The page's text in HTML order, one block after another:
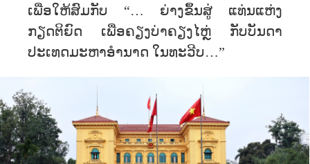
ເພື່ອໃຫ້ສົມກັບ “… ຍ່າງຂຶ້ນສູ່ ແທ່ນແຫ່ງ
ກຽດຕິຍົດ ເພື່ອຄຽງບ່າຄຽງໄຫຼ່ ກັບບັນດາ
ປະເທດມະຫາອຳນາດ ໃນທະວີບ…”